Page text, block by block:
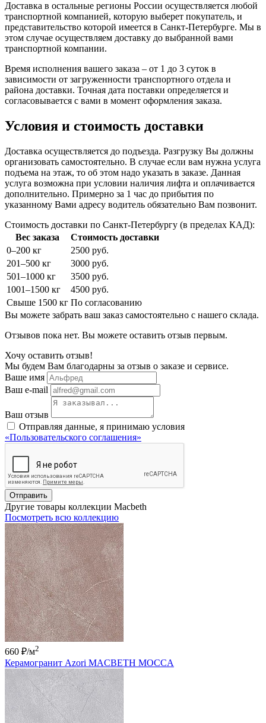
Доставка в остальные регионы России осуществляется любой
транспортной компанией, которую выберет покупатель, и
представительство которой имеется в Санкт-Петербурге. Мы в
этом случае осуществляем доставку до выбранной вами
транспортной компании.
Время исполнения вашего заказа – от 1 до 3 суток в
зависимости от загруженности транспортного отдела и
района доставки. Точная дата поставки определяется и
согласовывается с вами в момент оформления заказа.
Условия и стоимость доставки
Доставка осуществляется до подъезда. Разгрузку Вы должны
организовать самостоятельно. В случае если вам нужна услуга
подъема на этаж, то об этом надо указать в заказе. Данная
услуга возможна при условии наличия лифта и оплачивается
дополнительно. Примерно за 1 час до прибытия по
указанному Вами адресу водитель обязательно Вам позвонит.
Стоимость доставки по Санкт-Петербургу (в пределах КАД):
Вес заказа
Стоимость доставки
0–200 кг
2500 руб.
201–500 кг
3000 руб.
501–1000 кг
3500 руб.
1001–1500 кг
4500 руб.
Свыше 1500 кг По согласованию
Вы можете забрать ваш заказ самостоятельно с нашего склада.
Отзывов пока нет. Вы можете оставить отзыв первым.
Хочу оставить отзыв!
Мы будем Вам благодарны за отзыв о заказе и сервисе.
Ваше имя
Ваш e-mail
Ваш отзыв
Отправляя данные, я принимаю условия
«Пользовательского соглашения»
Отправить
Другие товары коллекции Macbeth
Посмотреть всю коллекцию
660 ₽/м2
Керамогранит Azori MACBETH MOCCA